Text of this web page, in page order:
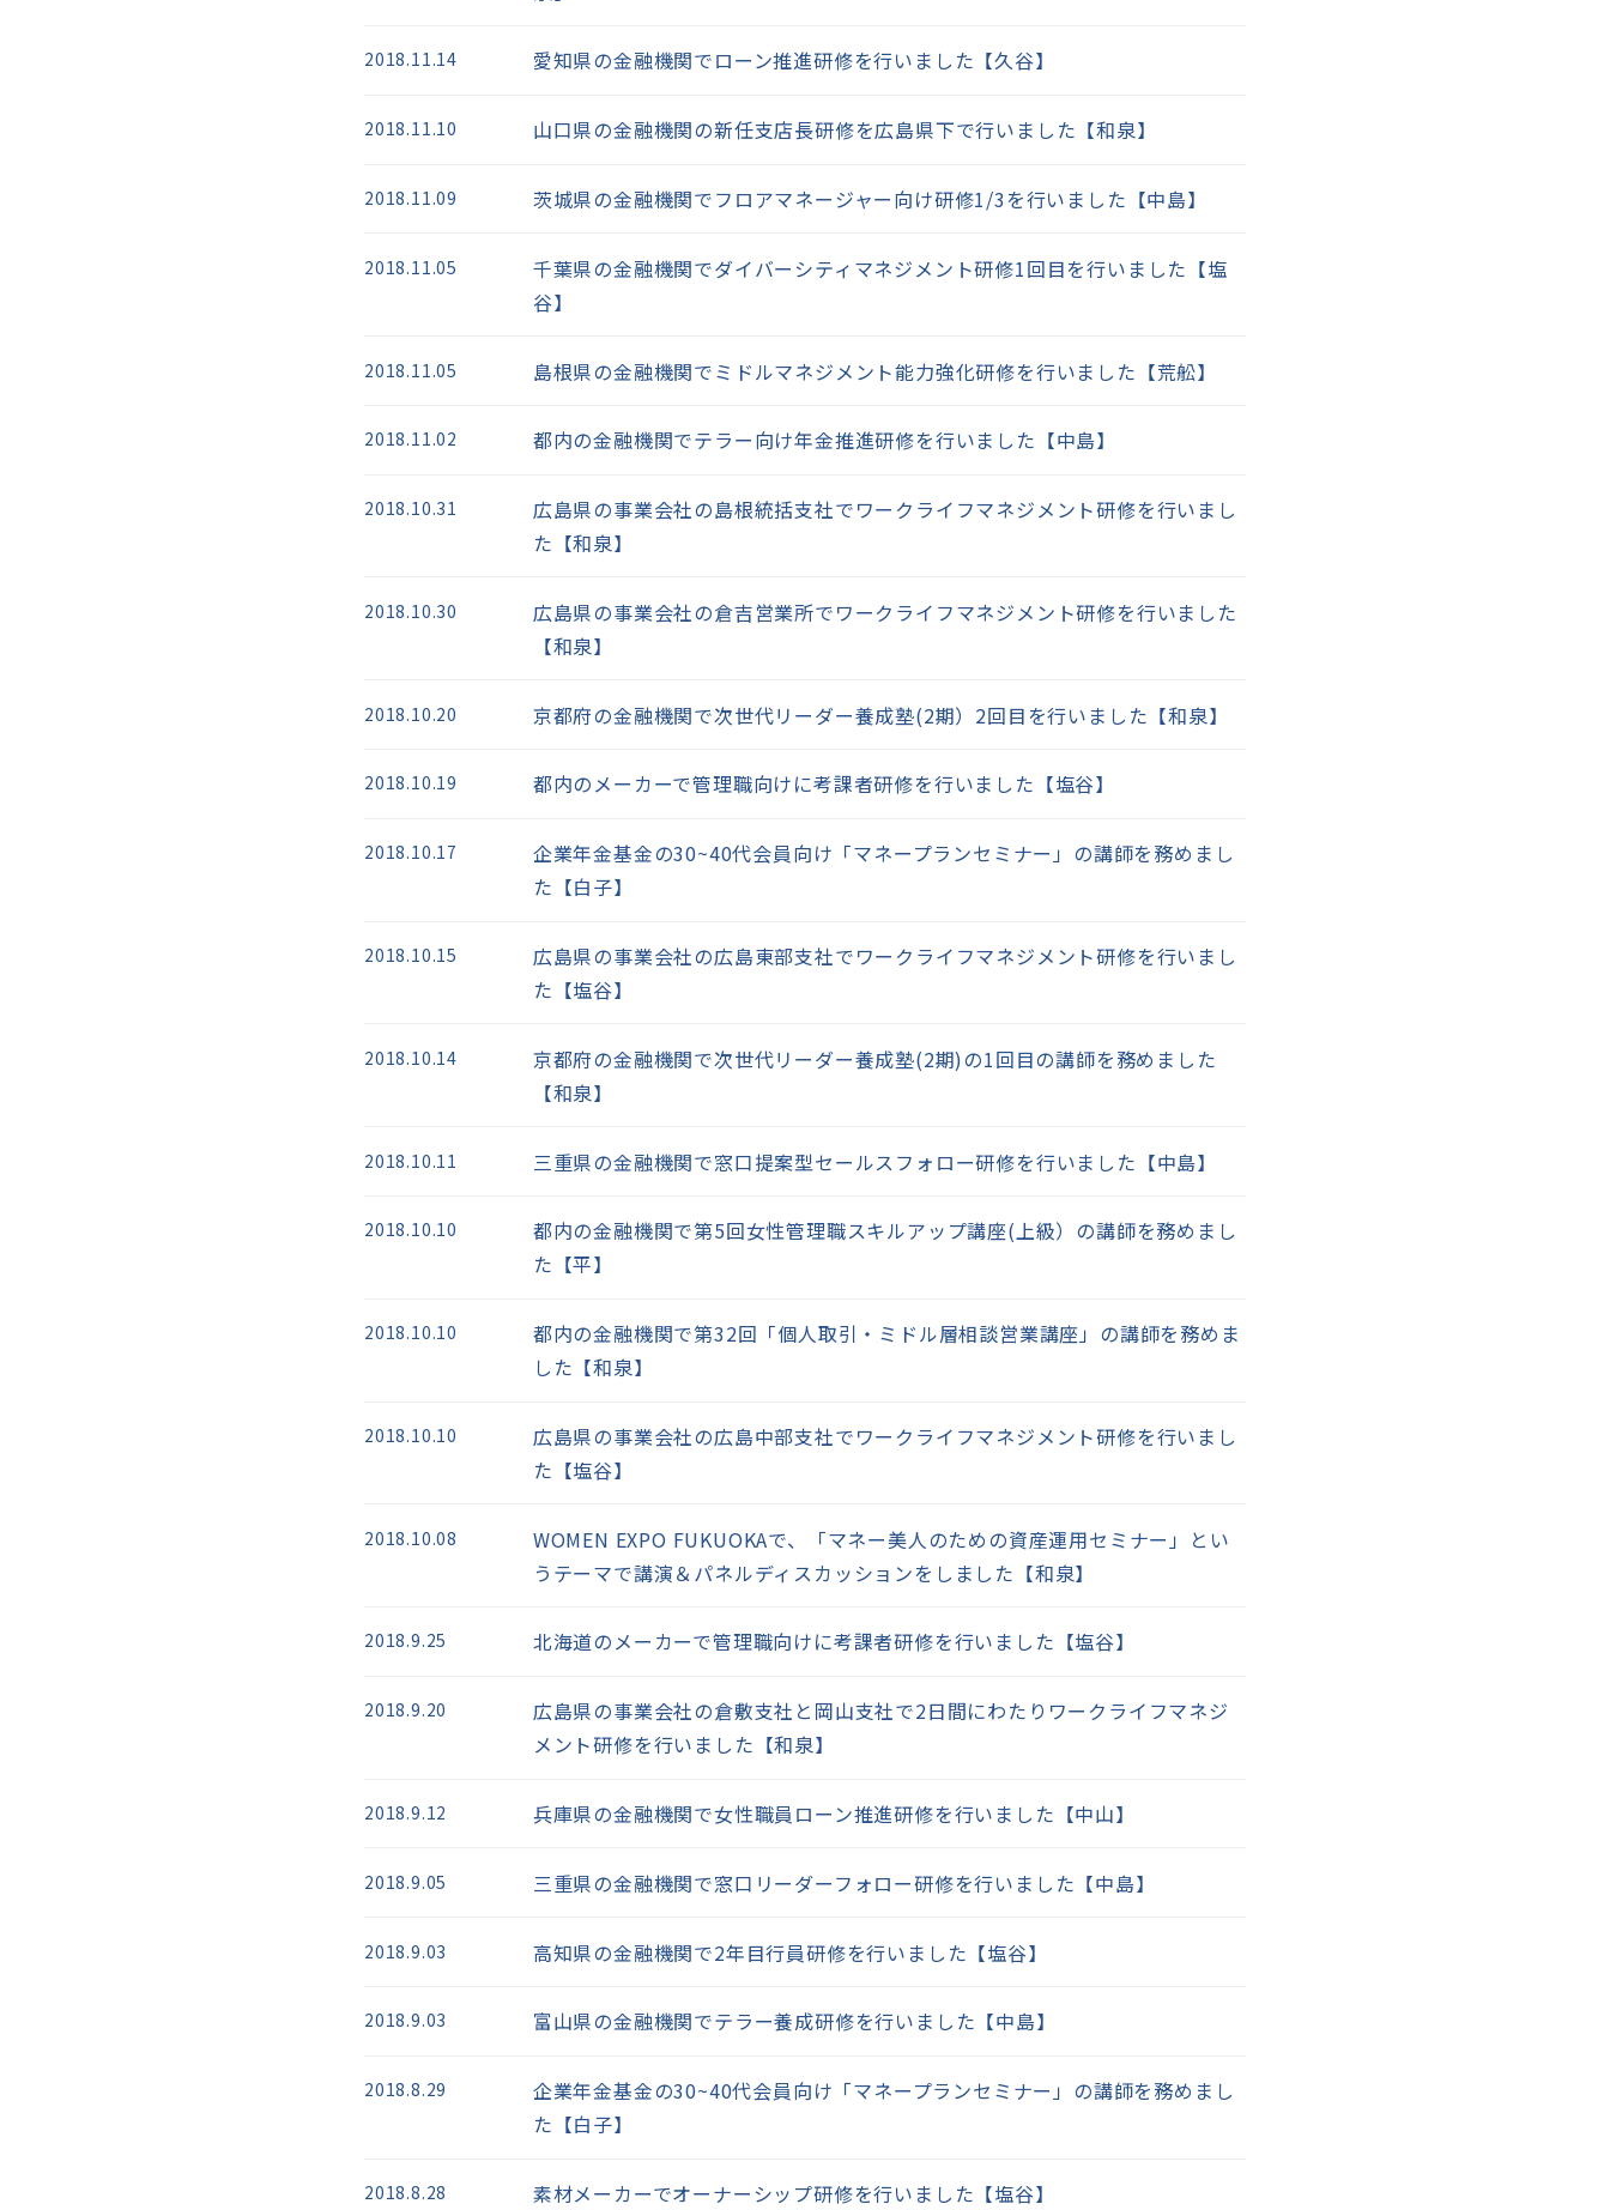
愛知県の金融機関でローン推進研修を行いました【久谷】
2018.11.14
山口県の金融機関の新任支店長研修を広島県下で行いました【和泉】
2018.11.10
茨城県の金融機関でフロアマネージャー向け研修1/3を行いました【中島】
2018.11.09
千葉県の金融機関でダイバーシティマネジメント研修1回目を行いました【塩
谷】
2018.11.05
島根県の金融機関でミドルマネジメント能力強化研修を行いました【荒舩】
2018.11.05
都内の金融機関でテラー向け年金推進研修を行いました【中島】
2018.11.02
広島県の事業会社の島根統括支社でワークライフマネジメント研修を行いまし
た【和泉】
2018.10.31
広島県の事業会社の倉吉営業所でワークライフマネジメント研修を行いました
【和泉】
2018.10.30
京都府の金融機関で次世代リーダー養成塾(2期）2回目を行いました【和泉】
2018.10.20
都内のメーカーで管理職向けに考課者研修を行いました【塩谷】
2018.10.19
企業年金基金の30~40代会員向け「マネープランセミナー」の講師を務めまし
た【白子】
2018.10.17
広島県の事業会社の広島東部支社でワークライフマネジメント研修を行いまし
た【塩谷】
2018.10.15
京都府の金融機関で次世代リーダー養成塾(2期)の1回目の講師を務めました
【和泉】
2018.10.14
三重県の金融機関で窓口提案型セールスフォロー研修を行いました【中島】
2018.10.11
都内の金融機関で第5回女性管理職スキルアップ講座(上級）の講師を務めまし
た【平】
2018.10.10
都内の金融機関で第32回「個人取引・ミドル層相談営業講座」の講師を務めま
した【和泉】
2018.10.10
広島県の事業会社の広島中部支社でワークライフマネジメント研修を行いまし
た【塩谷】
2018.10.10
WOMEN EXPO FUKUOKAで、「マネー美人のための資産運用セミナー」とい
うテーマで講演＆パネルディスカッションをしました【和泉】
2018.10.08
北海道のメーカーで管理職向けに考課者研修を行いました【塩谷】
2018.9.25
広島県の事業会社の倉敷支社と岡山支社で2日間にわたりワークライフマネジ
メント研修を行いました【和泉】
2018.9.20
兵庫県の金融機関で女性職員ローン推進研修を行いました【中山】
2018.9.12
三重県の金融機関で窓口リーダーフォロー研修を行いました【中島】
2018.9.05
高知県の金融機関で2年目行員研修を行いました【塩谷】
2018.9.03
富山県の金融機関でテラー養成研修を行いました【中島】
2018.9.03
企業年金基金の30~40代会員向け「マネープランセミナー」の講師を務めまし
た【白子】
2018.8.29
素材メーカーでオーナーシップ研修を行いました【塩谷】
2018.8.28